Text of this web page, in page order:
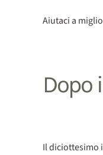
Aiutaci a
Dopo
Il diciottesimo